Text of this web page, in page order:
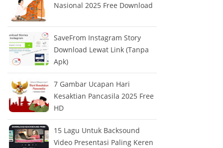
Nasional 2025 Free Download
SaveFrom Instagram Story
Download Lewat Link (Tanpa
Apk)
7 Gambar Ucapan Hari
Kesaktian Pancasila 2025 Free
HD
15 Lagu Untuk Backsound
Video Presentasi Paling Keren